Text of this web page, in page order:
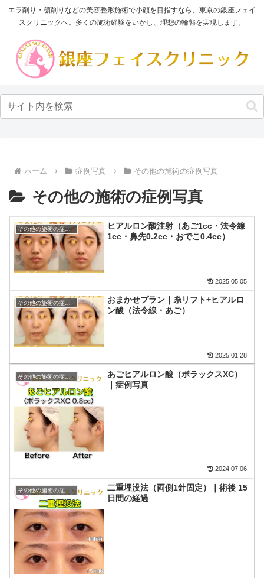
エラ削り・顎削りなどの美容整形施術で小顔を目指すなら、東京の銀座フェイ
スクリニックへ。多くの施術経験をいかし、理想の輪郭を実現します。
ホーム 症例写真 その他の施術の症例写真
その他の施術の症例写真
その他の施術の症例写真
ヒアルロン酸注射（あご1cc・法令線
1cc・鼻先0.2cc・おでこ0.4cc）
2025.05.05
その他の施術の症例写真
おまかせプラン｜糸リフト+ヒアルロ
ン酸（法令線・あご）
2025.01.28
その他の施術の症例写真
あごヒアルロン酸（ボラックスXC）
｜症例写真
2024.07.06
その他の施術の症例写真
二重埋没法（両側1針固定）｜術後 15
日間の経過